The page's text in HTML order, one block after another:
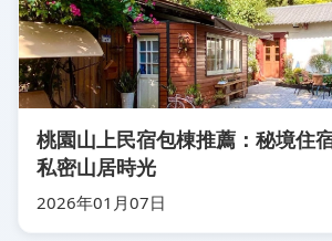
桃園山上民宿包棟推薦：秘境住
私密山居時光
2026年01月07日